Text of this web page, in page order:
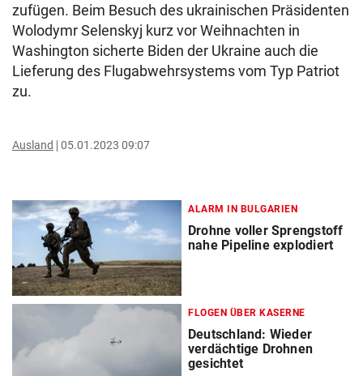
zufügen. Beim Besuch des ukrainischen Präsidenten
Wolodymr Selenskyj kurz vor Weihnachten in
Washington sicherte Biden der Ukraine auch die
Lieferung des Flugabwehrsystems vom Typ Patriot
zu.
Ausland 05.01.2023 09:07
ALARM IN BULGARIEN
Drohne voller Sprengstoff
nahe Pipeline explodiert
FLOGEN ÜBER KASERNE
Deutschland: Wieder
verdächtige Drohnen
gesichtet